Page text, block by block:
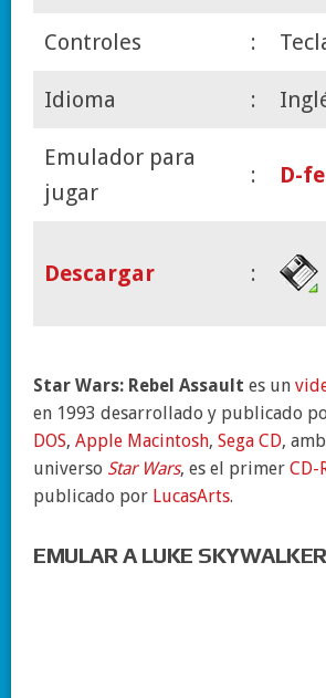
Controles :
Idioma :
Emulador para
jugar
: D-
Descargar :
Star Wars: Rebel Assault es un
en 1993 desarrollado y publicado
DOS, Apple Macintosh, Sega CD,
universo Star Wars, es el primer CD-
publicado por LucasArts.​
EMULAR A LUKE SKYWALKER